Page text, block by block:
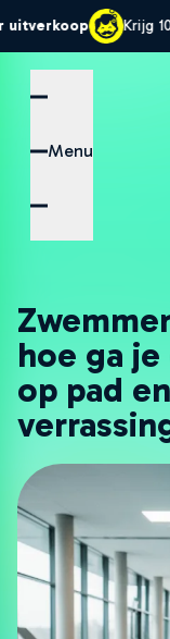
Krijg 10%
Menu
hoe ga
op pad